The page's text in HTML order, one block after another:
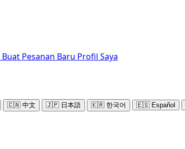
Buat Pesanan Baru Profil Saya
🇨🇳 中文 🇯🇵 日本語 🇰🇷 한국어 🇪🇸 Español